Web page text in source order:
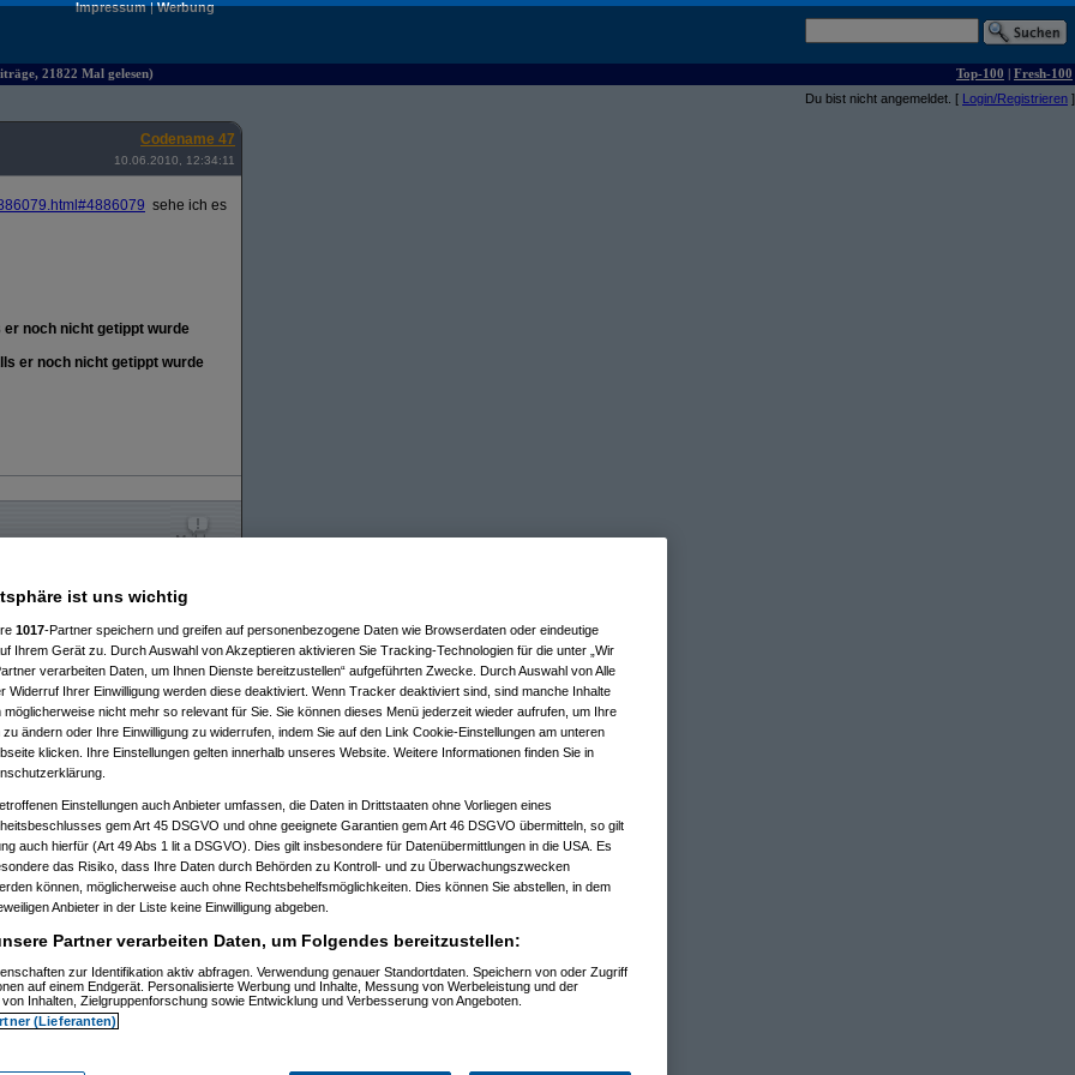
Impressum|Werbung
21822 Mal gelesen) Top-100 | Fresh-100
Du bist nicht angemeldet. [ Login/Registrieren ]
Codename 47
10.06.2010, 12:34:11
sehe ich es
noch nicht getippt wurde
er noch nicht getippt wurde
12:58:30)
13:02:22)
12:58:45)
13:00:40)
10.06.2010, 13:02:07)
13:03:40)
am 10.06.2010, 13:47:43)
(substitute am 10.06.2010, 13:22:18)
13:32:24)
substitute
am 10.06.2010, 14:18:40)
20:56:49)
20:58:32)
10.06.2010, 21:10:41)
(substituteam 19.06.2010, 18:29:55)
19:19:49)
bestätigt
13:53:57)
10.06.2010, 14:56:26)
13:59:09)
14:02:19)
14:52:10)
ist uns wichtig
1017-Partner speichern und greifen auf personenbezogene Daten wie Browserdaten oder eindeutige
Ihrem Gerät zu. Durch Auswahl von Akzeptieren aktivieren Sie Tracking-Technologien für die unter „Wir
verarbeiten Daten, um Ihnen Dienste bereitzustellen“ aufgeführten Zwecke. Durch Auswahl von Alle
Widerruf Ihrer Einwilligung werden diese deaktiviert. Wenn Tracker deaktiviert sind, sind manche Inhalte
möglicherweise nicht mehr so relevant für Sie. Sie können dieses Menü jederzeit wieder aufrufen, um Ihre
zu ändern oder Ihre Einwilligung zu widerrufen, indem Sie auf den Link Cookie-Einstellungen am unteren
klicken. Ihre Einstellungen gelten innerhalb unseres Website. Weitere Informationen finden Sie in
Einstellungen auch Anbieter umfassen, die Daten in Drittstaaten ohne Vorliegen eines
gem Art 45 DSGVO und ohne geeignete Garantien gem Art 46 DSGVO übermitteln, so gilt
auch hierfür (Art 49 Abs 1 lit a DSGVO). Dies gilt insbesondere für Datenübermittlungen in die USA. Es
das Risiko, dass Ihre Daten durch Behörden zu Kontroll- und zu Überwachungszwecken
können, möglicherweise auch ohne Rechtsbehelfsmöglichkeiten. Dies können Sie abstellen, in dem
Anbieter in der Liste keine Einwilligung abgeben.
Partner verarbeiten Daten, um Folgendes bereitzustellen:
zur Identifikation aktiv abfragen. Verwendung genauer Standortdaten. Speichern von oder Zugriff
auf einem Endgerät. Personalisierte Werbung und Inhalte, Messung von Werbeleistung und der
Inhalten, Zielgruppenforschung sowie Entwicklung und Verbesserung von Angeboten.
(Lieferanten)